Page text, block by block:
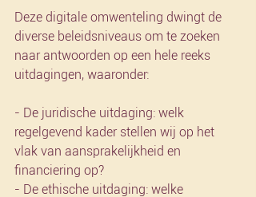
Deze digitale omwenteling dwingt de
diverse beleidsniveaus om te zoeken
naar antwoorden op een hele reeks
uitdagingen, waaronder:
- De juridische uitdaging: welk
regelgevend kader stellen wij op het
vlak van aansprakelijkheid en
financiering op?
- De ethische uitdaging: welke